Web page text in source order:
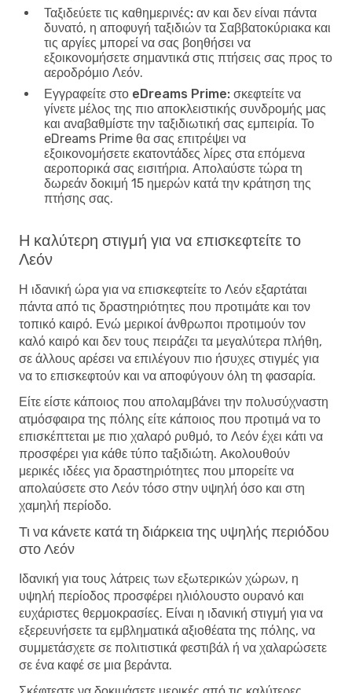
Ταξιδεύετε τις καθημερινές: αν και δεν είναι πάντα
δυνατό, η αποφυγή ταξιδιών τα Σαββατοκύριακα και
τις αργίες μπορεί να σας βοηθήσει να
εξοικονομήσετε σημαντικά στις πτήσεις σας προς το
αεροδρόμιο Λεόν.
Εγγραφείτε στο eDreams Prime: σκεφτείτε να
γίνετε μέλος της πιο αποκλειστικής συνδρομής μας
και αναβαθμίστε την ταξιδιωτική σας εμπειρία. Το
eDreams Prime θα σας επιτρέψει να
εξοικονομήσετε εκατοντάδες λίρες στα επόμενα
αεροπορικά σας εισιτήρια. Απολαύστε τώρα τη
δωρεάν δοκιμή 15 ημερών κατά την κράτηση της
πτήσης σας.
Η καλύτερη στιγμή για να επισκεφτείτε το
Λεόν
Η ιδανική ώρα για να επισκεφτείτε το Λεόν εξαρτάται
πάντα από τις δραστηριότητες που προτιμάτε και τον
τοπικό καιρό. Ενώ μερικοί άνθρωποι προτιμούν τον
καλό καιρό και δεν τους πειράζει τα μεγαλύτερα πλήθη,
σε άλλους αρέσει να επιλέγουν πιο ήσυχες στιγμές για
να το επισκεφτούν και να αποφύγουν όλη τη φασαρία.
Είτε είστε κάποιος που απολαμβάνει την πολυσύχναστη
ατμόσφαιρα της πόλης είτε κάποιος που προτιμά να το
επισκέπτεται με πιο χαλαρό ρυθμό, το Λεόν έχει κάτι να
προσφέρει για κάθε τύπο ταξιδιώτη. Ακολουθούν
μερικές ιδέες για δραστηριότητες που μπορείτε να
απολαύσετε στο Λεόν τόσο στην υψηλή όσο και στη
χαμηλή περίοδο.
Τι να κάνετε κατά τη διάρκεια της υψηλής περιόδου
στο Λεόν
Ιδανική για τους λάτρεις των εξωτερικών χώρων, η
υψηλή περίοδος προσφέρει ηλιόλουστο ουρανό και
ευχάριστες θερμοκρασίες. Είναι η ιδανική στιγμή για να
εξερευνήσετε τα εμβληματικά αξιοθέατα της πόλης, να
συμμετάσχετε σε πολιτιστικά φεστιβάλ ή να χαλαρώσετε
σε ένα καφέ σε μια βεράντα.